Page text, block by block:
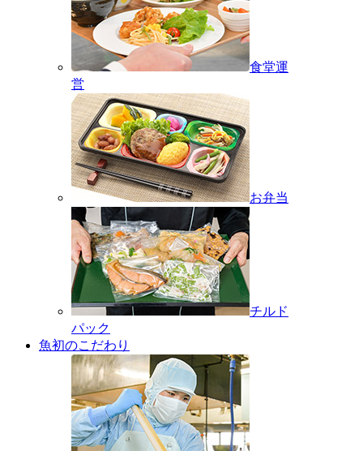
食堂運
営
お弁当
チルド
パック
魚初のこだわり